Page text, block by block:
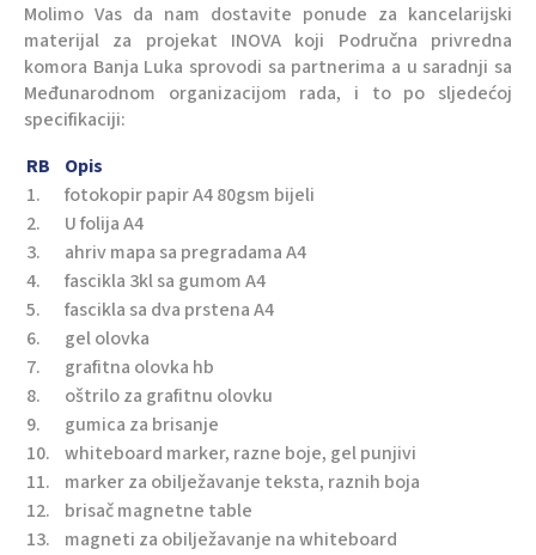
Molimo Vas da nam dostavite ponude za kancelarijski
materijal za projekat INOVA koji Područna privredna
komora Banja Luka sprovodi sa partnerima a u saradnji sa
Međunarodnom organizacijom rada, i to po sljedećoj
specifikaciji:
RB
Opis
1.
fotokopir papir A4 80gsm bijeli
2.
U folija A4
3.
ahriv mapa sa pregradama A4
4.
fascikla 3kl sa gumom A4
5.
fascikla sa dva prstena A4
6.
gel olovka
7.
grafitna olovka hb
8.
oštrilo za grafitnu olovku
9.
gumica za brisanje
10. whiteboard marker, razne boje, gel punjivi
11.
marker za obilježavanje teksta, raznih boja
12.
brisač magnetne table
13.
magneti za obilježavanje na whiteboard